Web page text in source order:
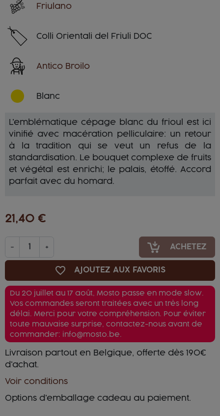
Friulano
Colli Orientali del Friuli DOC
Antico Broilo
Blanc
L'emblématique cépage blanc du frioul est ici
vinifié avec macération pelliculaire: un retour
à la tradition qui se veut un refus de la
standardisation. Le bouquet complexe de fruits
et végétal est enrichi; le palais, étoffé. Accord
parfait avec du homard.
21,40 €
- + ACHETEZ
favorite_border AJOUTEZ AUX FAVORIS
Du 20 juillet au 17 août, Mosto passe en mode slow.
Vos commandes seront traitées avec un très long
délai. Merci pour votre compréhension. Pour éviter
toute mauvaise surprise, contactez-nous avant de
commander: info@mosto.be.
Livraison partout en Belgique, offerte dès 190€
d'achat.
Voir conditions
Options d'emballage cadeau au paiement.